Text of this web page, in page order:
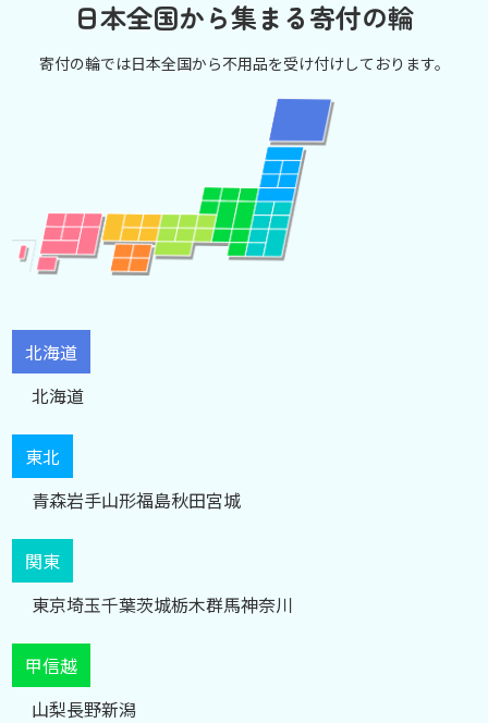
日本全国から集まる寄付の輪
寄付の輪では日本全国から不用品を受け付けしております。
北海道
北海道
東北
青森岩手山形福島秋田宮城
関東
東京埼玉千葉茨城栃木群馬神奈川
甲信越
山梨長野新潟